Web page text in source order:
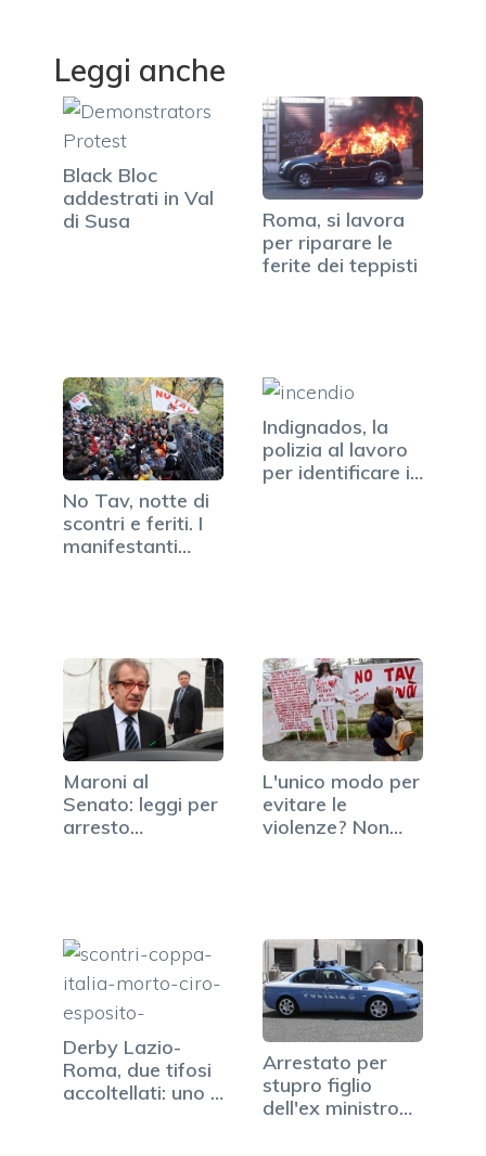
Leggi anche
Black Bloc
addestrati in Val
di Susa
Roma, si lavora
per riparare le
ferite dei teppisti
No Tav, notte di
scontri e feriti. I
manifestanti…
Indignados, la
polizia al lavoro
per identificare i
Maroni al
Senato: leggi per
arresto
L'unico modo per
evitare le
violenze? Non
Derby Lazio-
Roma, due tifosi
accoltellati: uno è
Arrestato per
stupro figlio
dell'ex ministro